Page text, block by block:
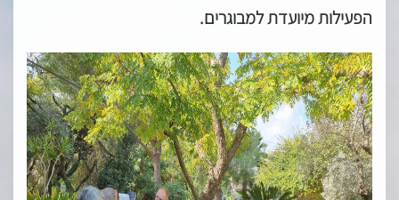
הפעילות מיועדת למבוגרים.